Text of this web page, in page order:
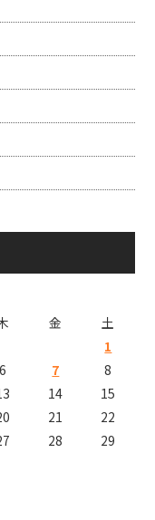
金 土
1
6 7
8
14
15
21
22
28
29